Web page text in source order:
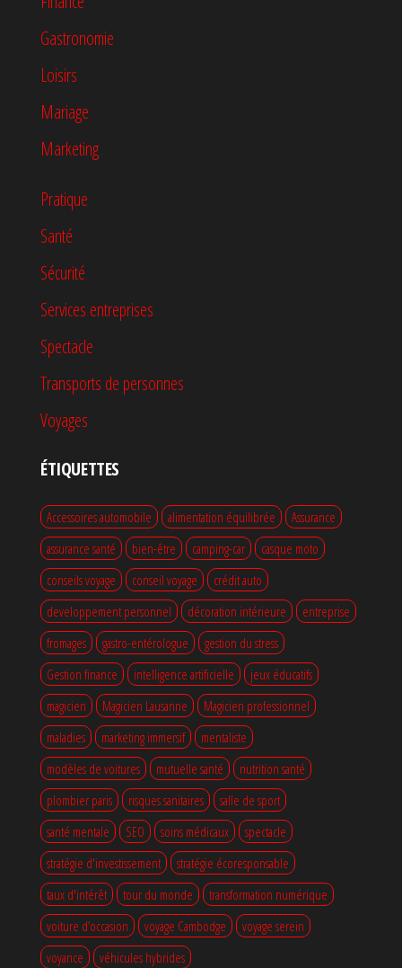
Gastronomie
Loisirs
Mariage
Marketing
Pratique
Santé
Sécurité
Services entreprises
Spectacle
Transports de personnes
Voyages
ÉTIQUETTES
Accessoires automobile alimentation équilibrée
Assurance
assurance santé
bien-être camping-car
casque moto
conseils voyage
conseil voyage
crédit auto
developpement personnel
décoration intérieure
entreprise
fromages
gastro-entérologue
gestion du stress
Gestion finance
intelligence artificielle
jeux éducatifs
magicien
Magicien Lausanne
Magicien professionnel
maladies
marketing immersif
mentaliste
modèles de voitures
mutuelle santé
nutrition santé
plombier paris
risques sanitaires
salle de sport
santé mentale
SEO soins médicaux
spectacle
stratégie d'investissement
stratégie écoresponsable
taux d'intérêt
tour du monde
transformation numérique
voiture d’occasion
voyage Cambodge
voyage serein
voyance
véhicules hybrides